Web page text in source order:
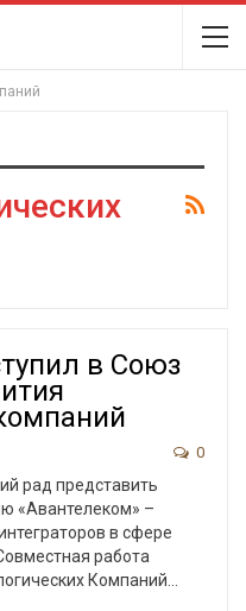
в Союз
0
рад представить
«Авантелеком» –
в сфере
работа
Компаний…